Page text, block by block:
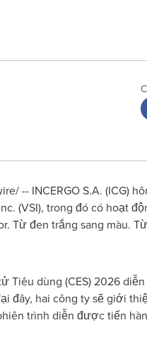
-- INCERGO S.A. (ICG)
(VSI), trong đó có hoạt
Từ đen trắng sang màu.
dùng (CES) 2026
đây, hai công ty sẽ giới
trình diễn được tiến